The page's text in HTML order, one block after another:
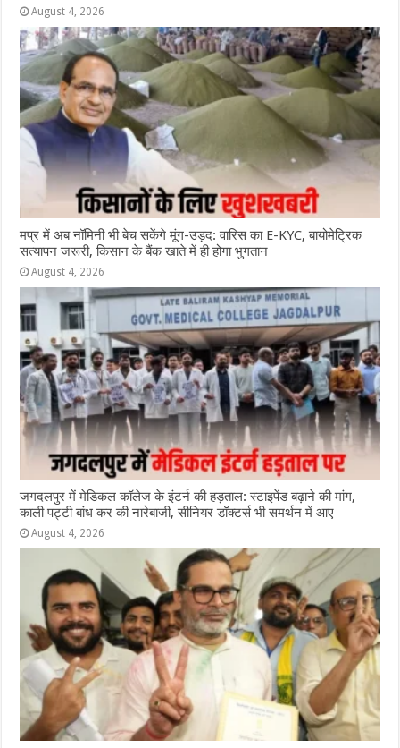
August 4, 2026
मप्र में अब नॉमिनी भी बेच सकेंगे मूंग-उड़द: वारिस का E-KYC, बायोमेट्रिक
सत्यापन जरूरी, किसान के बैंक खाते में ही होगा भुगतान
August 4, 2026
जगदलपुर में मेडिकल कॉलेज के इंटर्न की हड़ताल: स्टाइपेंड बढ़ाने की मांग,
काली पट्टी बांध कर की नारेबाजी, सीनियर डॉक्टर्स भी समर्थन में आए
August 4, 2026